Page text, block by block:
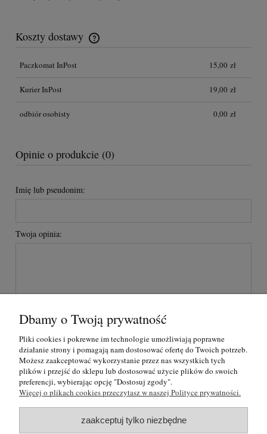
Koszty dostawy
Cena nie zawiera ewentualnych kosztów płatności
Paczkomat InPost
15,00 zł
Kurier InPost 19,00 zł
odbiór osobisty 0,00 zł
Opinie o produkcie (0)
Imię lub pseudonim:
Twoja opinia:
O nas
Regulamin i polityka prywatności
Dbamy o Twoją prywatność
Pliki cookies i pokrewne im technologie umożliwiają poprawne
działanie strony i pomagają nam dostosować ofertę do Twoich potrzeb.
Możesz zaakceptować wykorzystanie przez nas wszystkich tych
plików i przejść do sklepu lub dostosować użycie plików do swoich
preferencji, wybierając opcję "Dostosuj zgody".
Więcej o plikach cookies przeczytasz w naszej Polityce prywatności.
zaakceptuj tylko niezbędne